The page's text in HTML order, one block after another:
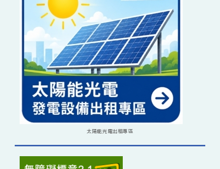
太陽能光電出租專區